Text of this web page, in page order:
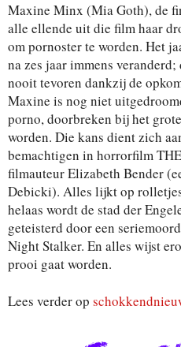
Maxine Minx (Mia Goth), de
alle ellende uit die film haar
om pornoster te worden. Het
na zes jaar immens
nooit tevoren dankzij de
Maxine is nog niet
porno, doorbreken bij het
worden. Die kans dient zich
bemachtigen in horrorfilm
filmauteur Elizabeth Bender
Debicki). Alles lijkt op
helaas wordt de stad der
geteisterd door een
Night Stalker. En alles wijst
prooi gaat worden.
Lees verder op